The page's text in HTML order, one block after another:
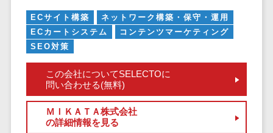
不動産ホームページ制作>
不動産オーナーアプリ>
入居者管理アプリ>
用地管理システム>
業界・業種特化型
保険代理店システム>
IoTプラットフ
ォーム
SaaS管理ツー
ル
モバイルデバ
ECサイト構築
ネットワーク構築・保守・運用
ECカートシステム
コンテンツマーケティング
SEO対策
この会社についてSELECTOに
問い合わせる(無料)
ＭＩＫＡＴＡ株式会社
の詳細情報を見る